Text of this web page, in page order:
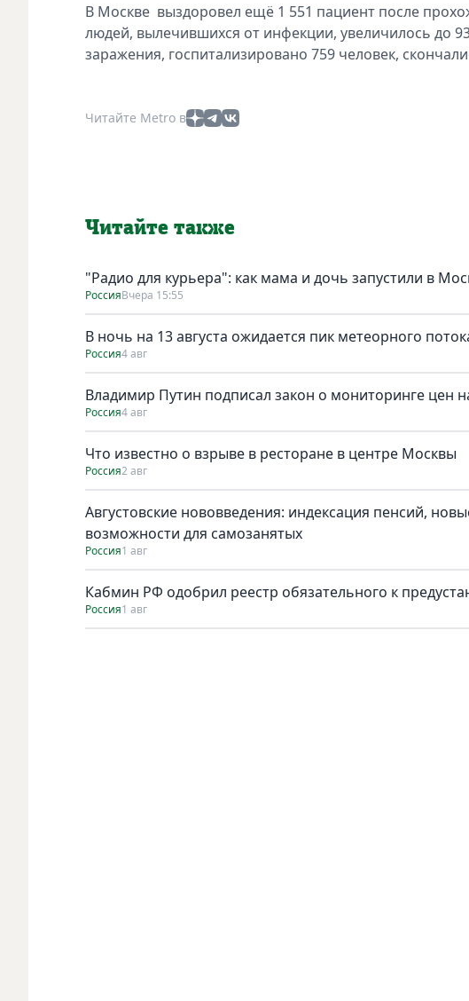
В Москве выздоровел ещё 1 551 пациент после
людей, вылечившихся от инфекции, увеличилось до
заражения, госпитализировано 759 человек,
Читайте Metro в
Читайте также
"Радио для курьера": как мама и дочь запустили в
РоссияВчера 15:55
В ночь на 13 августа ожидается пик метеорного
Россия4 авг
Владимир Путин подписал закон о мониторинге цен
Россия4 авг
Что известно о взрыве в ресторане в центре Москвы
Россия2 авг
Августовские нововведения: индексация пенсий,
возможности для самозанятых
Россия1 авг
Кабмин РФ одобрил реестр обязательного к
Россия1 авг